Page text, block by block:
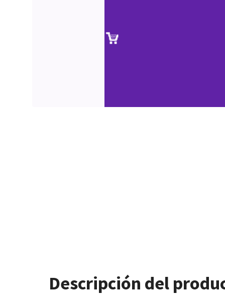
Descripción del